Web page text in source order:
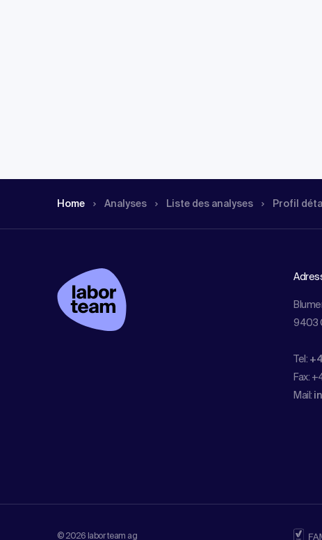
Home Analyses Liste des analyses Profil
9403
Tel:
Fax:
Mail:
© 2026 labor team ag